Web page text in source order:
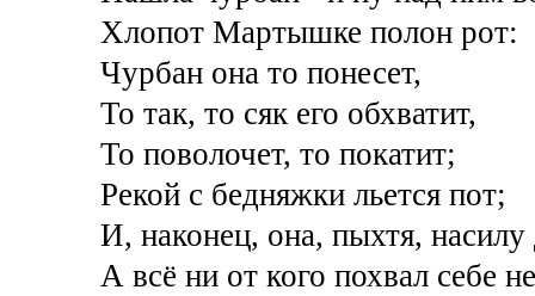
Хлопот Мартышке полон рот:
Чурбан она то понесет,
То так, то сяк его обхватит,
То поволочет, то покатит;
Рекой с бедняжки льется пот;
И, наконец, она, пыхтя,
А всё ни от кого похвал себе